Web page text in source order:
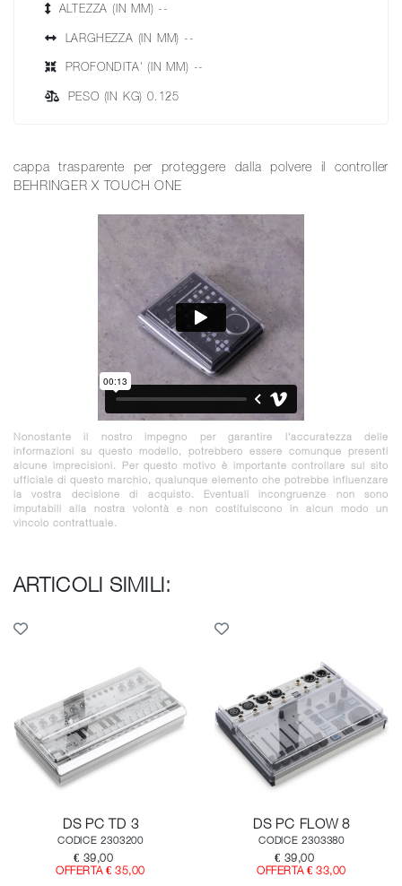
ALTEZZA (IN MM) --
LARGHEZZA (IN MM) --
PROFONDITA' (IN MM) --
PESO (IN KG) 0.125
cappa trasparente per proteggere dalla polvere il controller
BEHRINGER X TOUCH ONE
Nonostante il nostro impegno per garantire l'accuratezza delle
informazioni su questo modello, potrebbero essere comunque presenti
alcune imprecisioni. Per questo motivo è importante controllare sul sito
ufficiale di questo marchio, qualunque elemento che potrebbe influenzare
la vostra decisione di acquisto. Eventuali incongruenze non sono
imputabili alla nostra volontà e non costituiscono in alcun modo un
vincolo contrattuale.
ARTICOLI SIMILI:
DS PC TD 3
CODICE 2303200
€ 39,00
OFFERTA € 35,00
DS PC FLOW 8
CODICE 2303380
€ 39,00
OFFERTA € 33,00